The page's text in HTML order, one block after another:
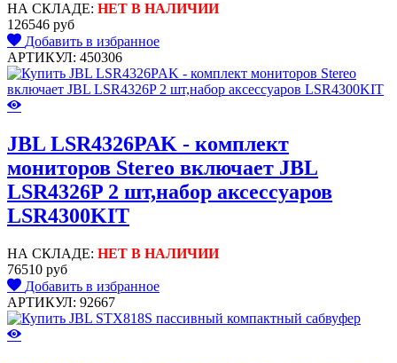
НА СКЛАДЕ: НЕТ В НАЛИЧИИ
126546 руб
Добавить в избранное
АРТИКУЛ: 450306
JBL LSR4326PAK - комплект
мониторов Stereo включает JBL
LSR4326P 2 шт,набор аксессуаров
LSR4300KIT
НА СКЛАДЕ: НЕТ В НАЛИЧИИ
76510 руб
Добавить в избранное
АРТИКУЛ: 92667